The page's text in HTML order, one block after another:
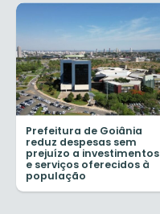
Prefeitura de Goiânia
reduz despesas sem
prejuízo a investimentos
e serviços oferecidos à
população